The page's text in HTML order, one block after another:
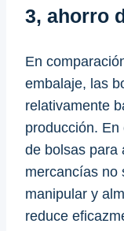
3, ahorro
En
embalaje, las
relativamente
producción.
de bolsas para
mercancías no
manipular y
reduce